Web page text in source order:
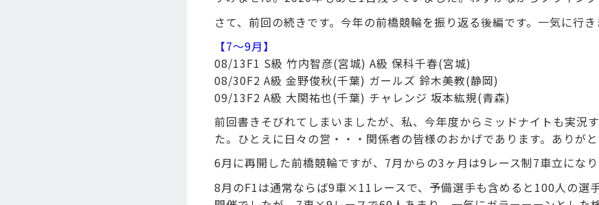
さて、前回の続きです。今年の前橋競輪を振り返る後編です。一気に行き
【7～9月】
08/13F1 S級 竹内智彦(宮城) A級 保科千春(宮城)
08/30F2 A級 金野俊秋(千葉) ガールズ 鈴木美教(静岡)
09/13F2 A級 大関祐也(千葉) チャレンジ 坂本紘規(青森)
前回書きそびれてしまいましたが、私、今年度からミッドナイトも実況
た。ひとえに日々の営・・・関係者の皆様のおかげであります。ありがと
6月に再開した前橋競輪ですが、7月からの3ヶ月は9レース制7車立になり
8月のF1は通常ならば9車×11レースで、予備選手も含めると100人の選